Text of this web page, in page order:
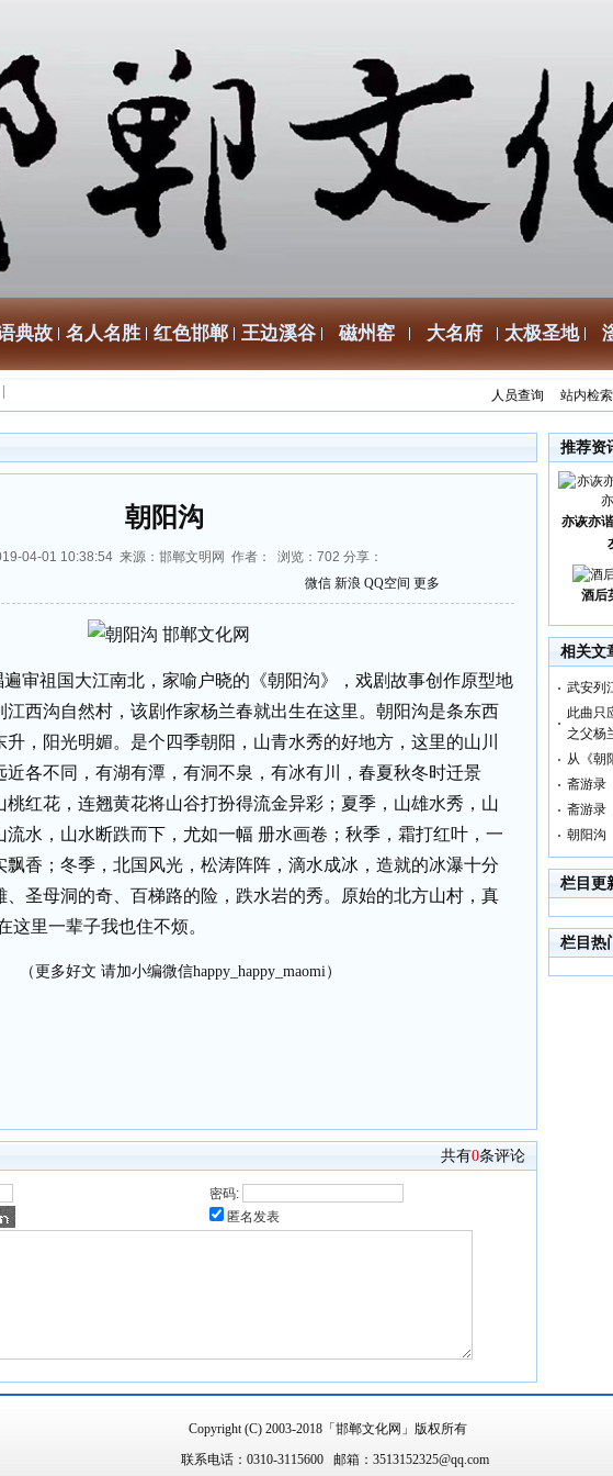
典故 名人名胜 红色邯郸 王边溪谷 磁州窑 大名府 太极圣地
人员查询 站内检索
朝阳沟
04-01 10:38:54 来源：邯郸文明网 作者： 浏览： 702 分享：
微信 新浪 QQ空间 更多
审祖国大江南北，家喻户晓的《朝阳沟》，戏剧故事创作原型地
江西沟自然村，该剧作家杨兰春就出生在这里。朝阳沟是条东西
，阳光明媚。是个四季朝阳，山青水秀的好地方，这里的山川
近各不同，有湖有潭，有洞不泉，有冰有川，春夏秋冬时迁景
红花，连翘黄花将山谷打扮得流金异彩；夏季，山雄水秀，山
流水，山水断跌而下，尤如一幅 册水画卷；秋季，霜打红叶，一
飘香；冬季，北国风光，松涛阵阵，滴水成冰，造就的冰瀑十分
、圣母洞的奇、百梯路的险，跌水岩的秀。原始的北方山村，真
这里一辈子我也住不烦。
（更多好文 请加小编微信happy_happy_maomi）
共有0条评论
密码:
匿名发表
推荐资
亦诙亦
酒后
相关文
武安列
此曲只
之父杨
从《朝
斋游录
斋游录
朝阳沟
栏目更
栏目热
Copyright (C) 2003-2018「邯郸文化网」版权所有
联系电话：0310-3115600 邮箱：3513152325@qq.com